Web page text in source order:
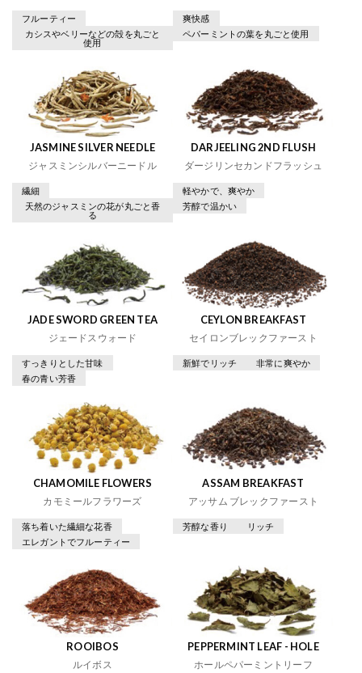
フルーティー
カシスやベリーなどの殻を丸ごと
使用
爽快感
ペパーミントの葉を丸ごと使用
JASMINE SILVER NEEDLE
ジャスミンシルバーニードル
繊細
天然のジャスミンの花が丸ごと香
る
DARJEELING 2ND FLUSH
ダージリンセカンドフラッシュ
軽やかで、爽やか
芳醇で温かい
JADE SWORD GREEN TEA
ジェードスウォード
すっきりとした甘味
春の青い芳香
CEYLON BREAKFAST
セイロンブレックファースト
新鮮でリッチ 非常に爽やか
CHAMOMILE FLOWERS
カモミールフラワーズ
落ち着いた繊細な花香
エレガントでフルーティー
ASSAM BREAKFAST
アッサム ブレックファースト
芳醇な香り リッチ
ROOIBOS
ルイボス
PEPPERMINT LEAF - HOLE
ホールペパーミントリーフ